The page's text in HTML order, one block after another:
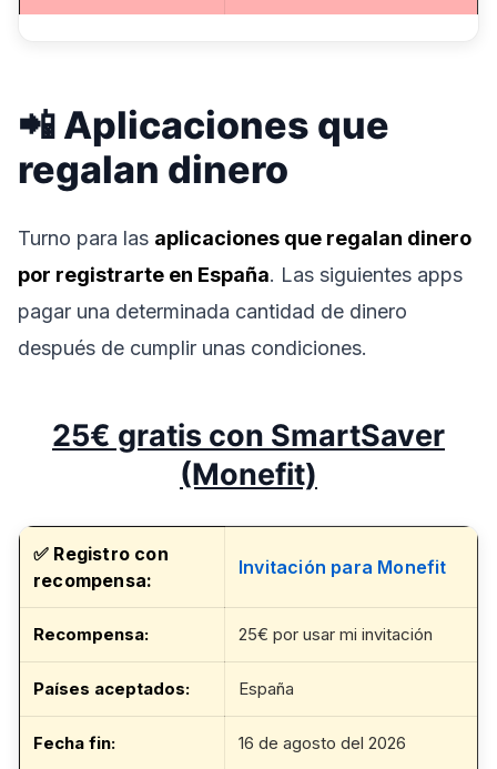
📲 Aplicaciones que
regalan dinero
Turno para las aplicaciones que regalan dinero
por registrarte en España. Las siguientes apps
pagar una determinada cantidad de dinero
después de cumplir unas condiciones.
25€ gratis con SmartSaver
(Monefit)
✅ Registro con
recompensa:
Invitación para Monefit
Recompensa: 25€ por usar mi invitación
Países aceptados: España
Fecha fin: 16 de agosto del 2026